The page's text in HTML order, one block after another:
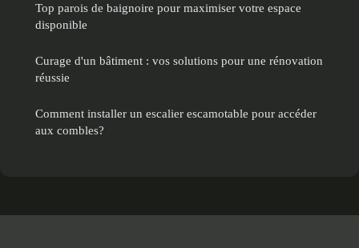
Top parois de baignoire pour maximiser votre espace
disponible
Curage d'un bâtiment : vos solutions pour une rénovation
réussie
Comment installer un escalier escamotable pour accéder
aux combles?